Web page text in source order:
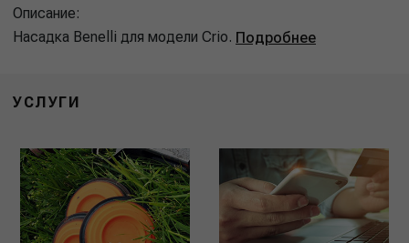
Описание:
Насадка Benelli для модели Crio. Подробнее
УСЛУГИ